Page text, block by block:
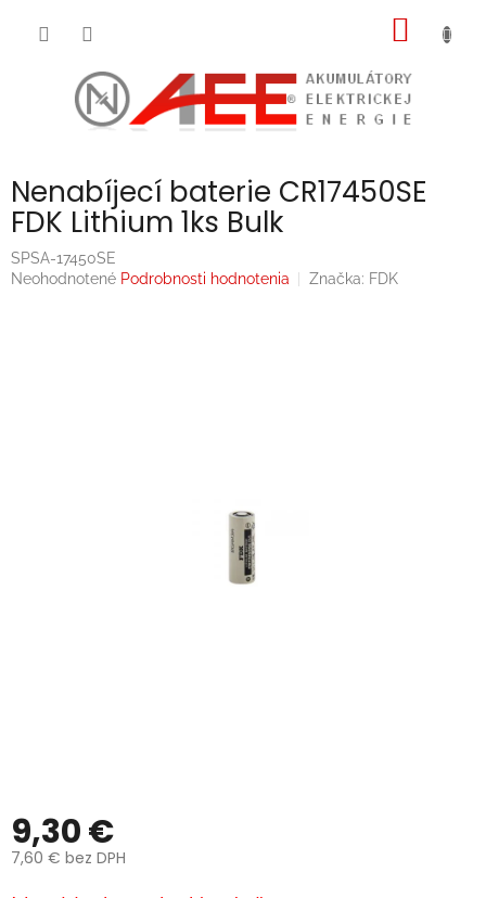
Nenabíjecí baterie CR17450SE
FDK Lithium 1ks Bulk
SPSA-17450SE
Priemerné
Neohodnotené Podrobnosti hodnotenia Značka: FDK
9,30 €
7,60 € bez DPH